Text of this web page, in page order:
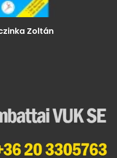
Zoltán